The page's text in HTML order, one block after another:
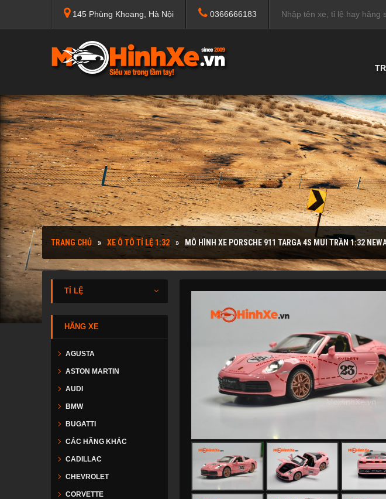
145 Phùng Khoang, Hà Nội 0366666183
TRANG CHỦ XE Ô TÔ TỈ LỆ 1:32 MÔ HÌNH XE PORSCHE 911 TARGA 4S MUI TRẦN 1:32
TỈ LỆ
HÃNG XE
AGUSTA
ASTON MARTIN
AUDI
BMW
BUGATTI
CÁC HÃNG KHÁC
CADILLAC
CHEVROLET
CORVETTE